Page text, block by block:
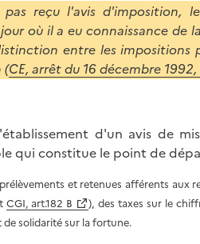
reçu l'avis d'imposition,
où il a eu connaissance de
entre les impositions
(CE, arrêt du 16 décembre 1992,
d'un avis de
qui constitue le point de
et retenues afférents aux
CGI, art.182 B
), des taxes sur le
solidarité sur la fortune.